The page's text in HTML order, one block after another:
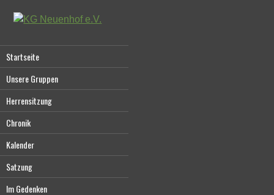
Startseite
Unsere Gruppen
Herrensitzung
Chronik
Kalender
Satzung
Im Gedenken